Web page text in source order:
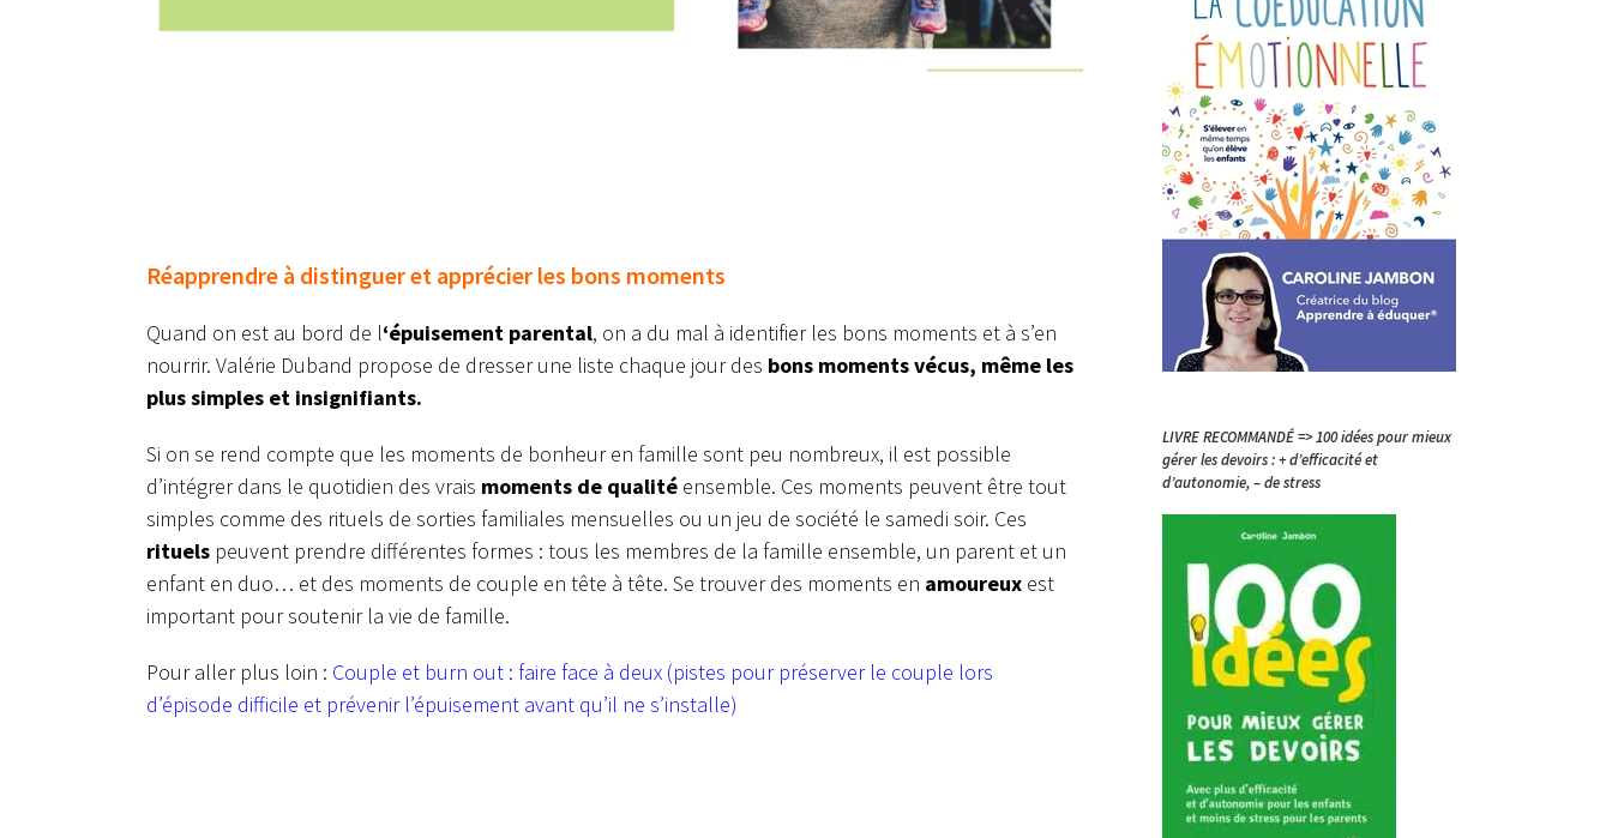
Réapprendre à distinguer et apprécier les bons moments
Quand on est au bord de l‘épuisement parental, on a du mal à identifier les bons moments et à s’en
nourrir. Valérie Duband propose de dresser une liste chaque jour des bons moments vécus, même les
plus simples et insignifiants.
Si on se rend compte que les moments de bonheur en famille sont peu nombreux, il est possible
d’intégrer dans le quotidien des vrais moments de qualité ensemble. Ces moments peuvent être tout
simples comme des rituels de sorties familiales mensuelles ou un jeu de société le samedi soir. Ces
rituels peuvent prendre différentes formes : tous les membres de la famille ensemble, un parent et un
enfant en duo… et des moments de couple en tête à tête. Se trouver des moments en amoureux est
important pour soutenir la vie de famille.
Pour aller plus loin : Couple et burn out : faire face à deux (pistes pour préserver le couple lors
d’épisode difficile et prévenir l’épuisement avant qu’il ne s’installe)
LIVRE RECOMMANDÉ => 100 idées pour mieux
gérer les devoirs : + d’efficacité et
d’autonomie, – de stress